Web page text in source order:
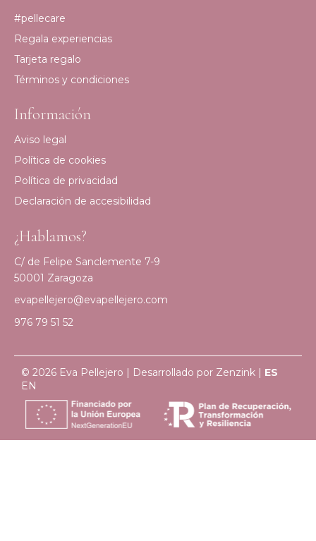
#pellecare
Regala experiencias
Tarjeta regalo
Términos y condiciones
Información
Aviso legal
Política de cookies
Política de privacidad
Declaración de accesibilidad
¿Hablamos?
C/ de Felipe Sanclemente 7-9
50001 Zaragoza
evapellejero@evapellejero.com
976 79 51 52
© 2026 Eva Pellejero | Desarrollado por Zenzink | ES
EN